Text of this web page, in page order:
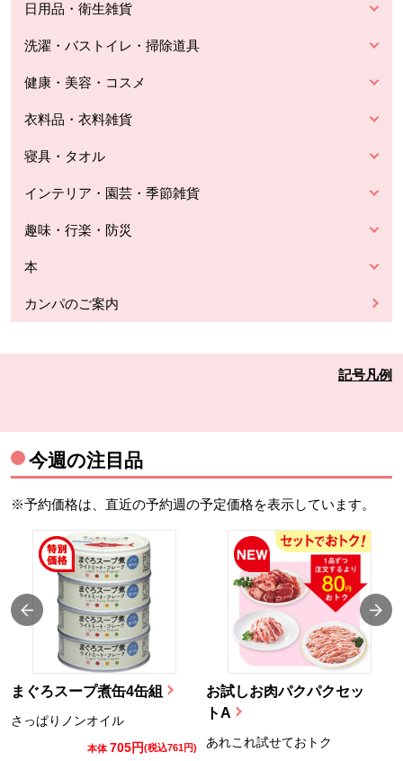
日用品・衛生雑貨
洗濯・バストイレ・掃除道具
健康・美容・コスメ
衣料品・衣料雑貨
寝具・タオル
インテリア・園芸・季節雑貨
趣味・行楽・防災
本
カンパのご案内
記号凡例
今週の注目品
※予約価格は、直近の予約週の予定価格を表示しています。
まぐろスープ煮缶4缶組
さっぱりノンオイル
本体 705円(税込761円)
お試しお肉パクパクセッ
トA
あれこれ試せておトク